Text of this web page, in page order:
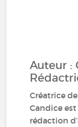
Auteur :
Créatrice
Candice
rédaction